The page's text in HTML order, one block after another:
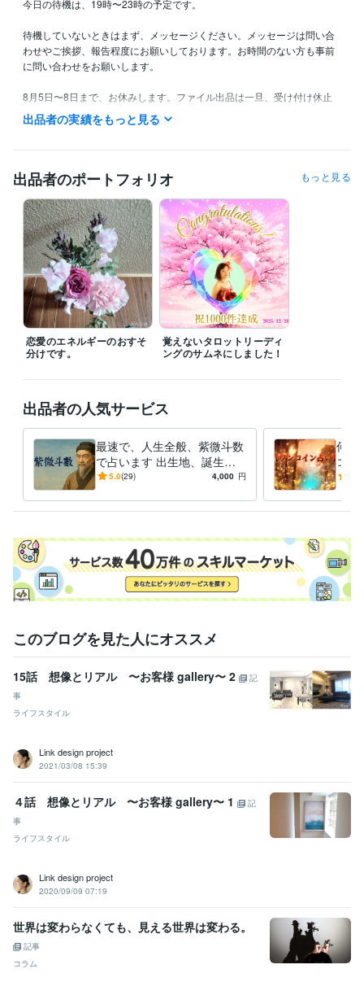
今日の待機は、19時〜23時の予定です。
待機していないときはまず、メッセージください。メッセージは問い合
わせやご挨拶、報告程度にお願いしております。お時間のない方も事前
に問い合わせをお願いします。
8月5日〜8日まで、お休みします。ファイル出品は一旦、受け付け休止
にしますが、その後、復活予定です。この期間は電話鑑定もお休みしま
す。
定は出来ません。御了承ください。
以前同様、深夜帯の鑑定希望の方は、少なくとも前々日までのご予約を
お願いします。寝ている間にメールをいただいても、対応できません。
ご了承ください。
※予約の方は、翌日を含め、第三希望まで、お願いします。待機時間内で
の予約をお願いしております。
職歴
とある自治体 2010年3月 ~ 2024年11月
受賞歴
数300件 ココナラ販売数500件 ココナラ　認定占い師 ココナラ販売
数800件
資格・検定
介護福祉士 取得年 : 2005年
ケアマネジャー（介護支援専門員） 取得年 : 2007年
精神保健福祉士 取得年 : 2008年
保育士 取得年 : 2010年
社会福祉士 取得年 : 2011年
得意分野
占い 霊感タロット、オラクルカードなどの占い 現実的な相談、カウ
ンセリング
愛知学院大学 1990年3月 ~ 1994年2月
出品者の実績をもっと見る
出品者のポートフォリオ もっと見る
恋愛のエネルギーのおすそ
分けです。
覚えないタロットリーディ
ングのサムネにしました！
出品者の人気サービス
最速で、人生全般、紫微斗数
で占います 出生地、誕生
日、出生時間がわかる方、人
5.0(29) 4,000 円
何で
コイ
問だ
このブログを見た人にオススメ
15話 想像とリアル 〜お客様 gallery〜 2
記
事
ライフスタイル
Link design project
2021/03/08 15:39
４話 想像とリアル 〜お客様 gallery〜 1
記
事
ライフスタイル
Link design project
2020/09/09 07:19
世界は変わらなくても、見える世界は変わる。
記事
コラム